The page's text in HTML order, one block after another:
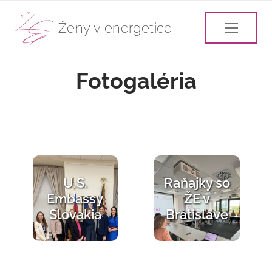
Ženy v energetice
Fotogaléria
U.S.
Embassy
Slovakia
Raňajky so
ŽE v
Bratislave